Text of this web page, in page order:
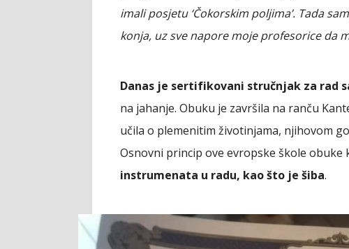
imali posjetu ‘Čokorskim poljima’. Таda
konja, uz sve napore moje profesorice da
Danas je sertifikovani stručnjak za rad
na jahanje. Obuku je završila na ranču
učila o plemenitim životinjama, njihovom
Osnovni princip ove evropske škole obuke
instrumenata u radu, kao što je šiba.